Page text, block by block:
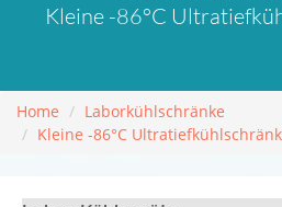
Kleine -86°C
Home
Laborkühlschränke
Kleine -86°C